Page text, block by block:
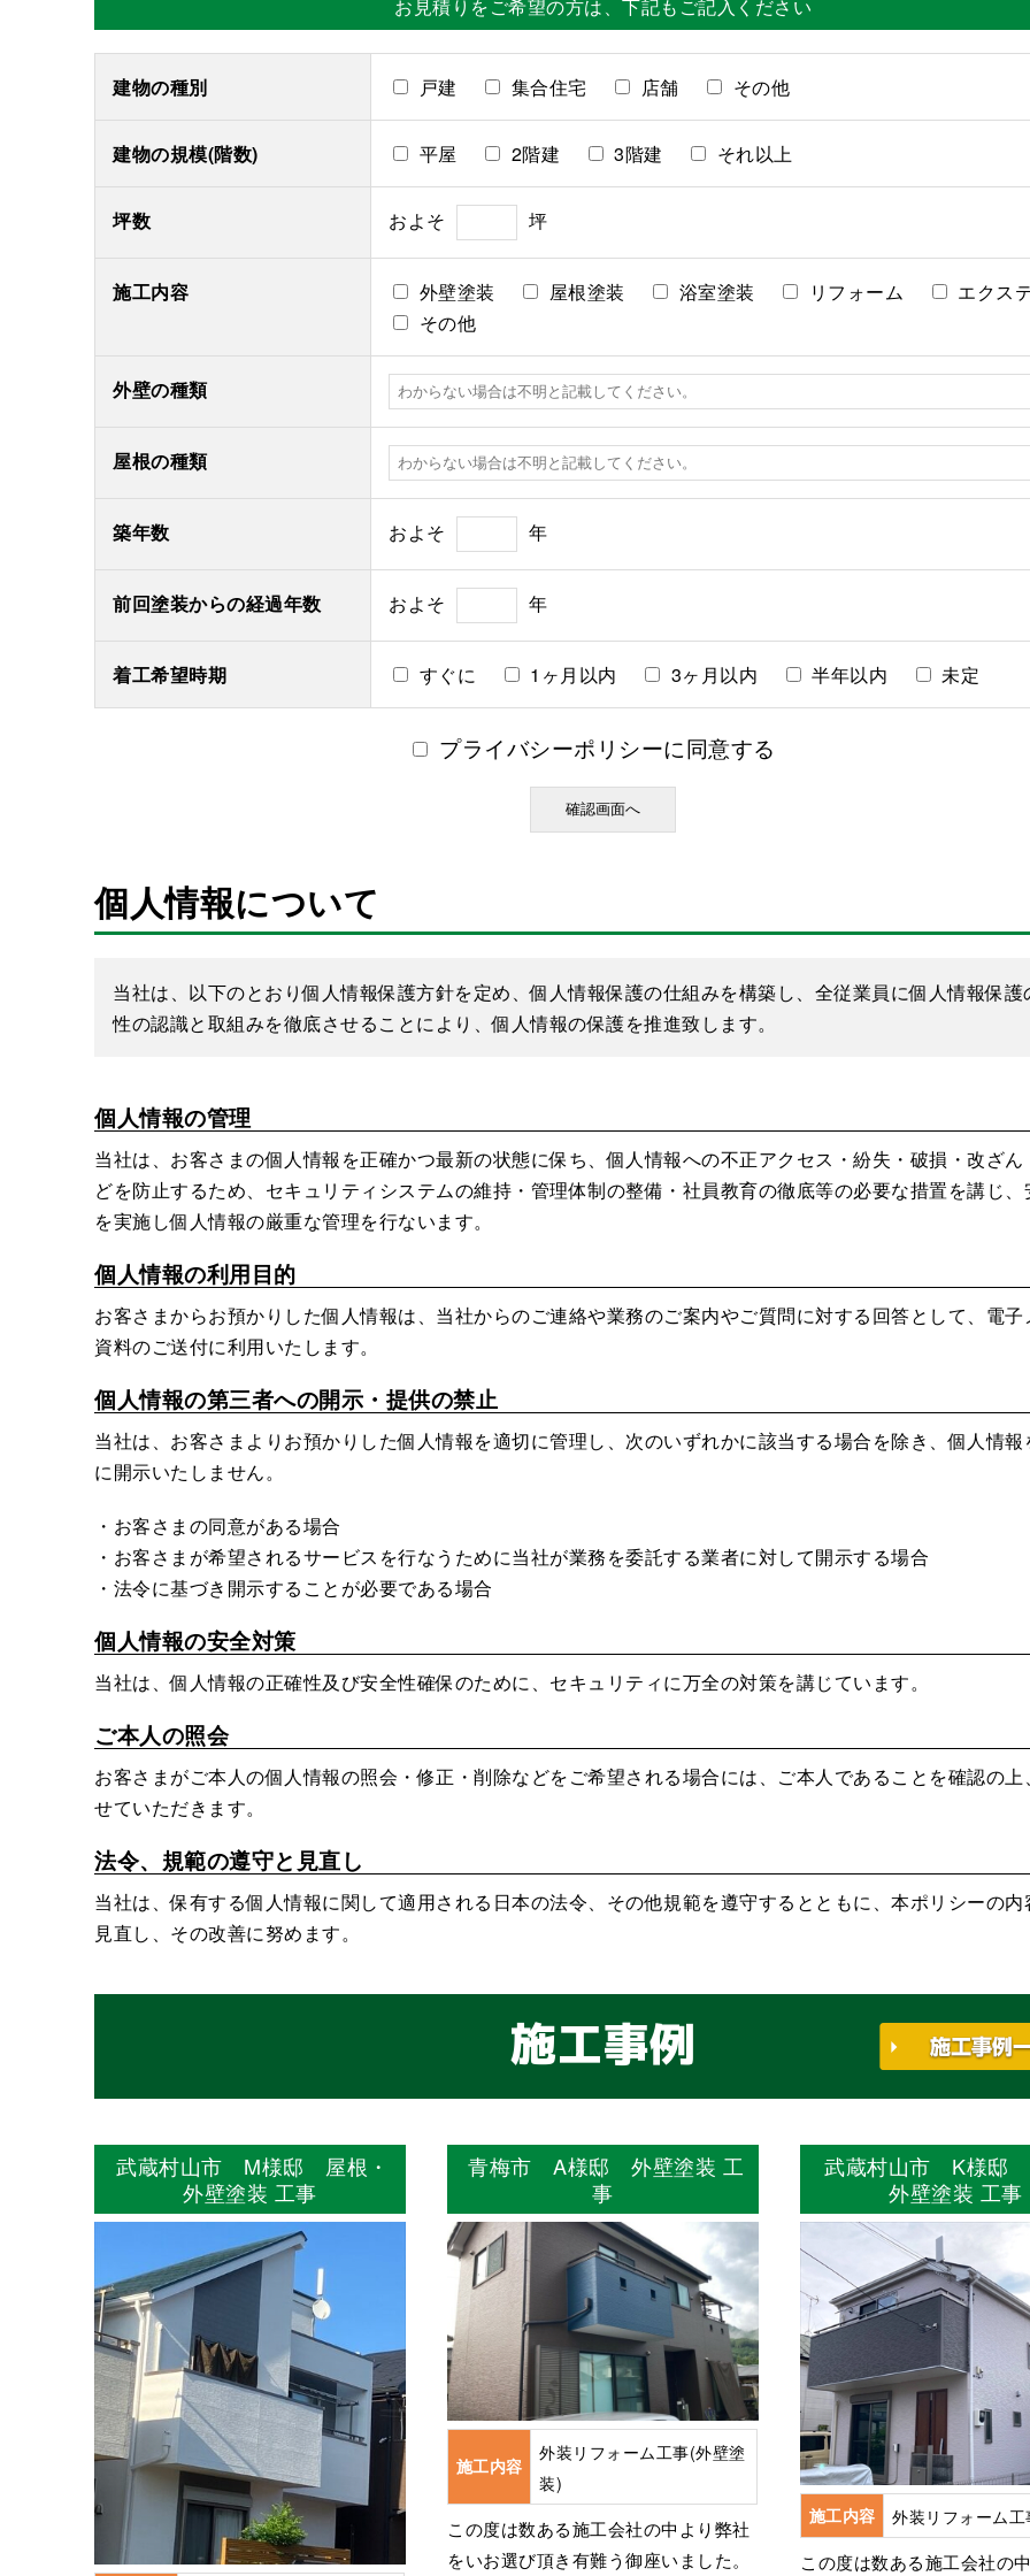
お見積りをご希望の方は、 下記もご記入ください
建物の種別 戸建 集合住宅 店舗 その他
建物の規模(階数) 平屋 2階建 3階建 それ以上
坪数 およそ 坪
施工内容 外壁塗装 屋根塗装 浴室塗装 リフォーム
エクス
その他
外壁の種類
屋根の種類
築年数 およそ 年
前回塗装からの経過年数 およそ 年
着工希望時期 すぐに 1ヶ月以内 3ヶ月以内 半年以内 未定
プライバシーポリシーに同意する
個人情報について
当社は、以下のとおり個人情報保護方針を定め、個人情報保護の仕組みを構築し、全従業員に個人情報保護
性の認識と取組みを徹底させることにより、個人情報の保護を推進致します。
個人情報の管理
当社は、お客さまの個人情報を正確かつ最新の状態に保ち、個人情報への不正アクセス・紛失・破損・改ざん
どを防止するため、セキュリティシステムの維持・管理体制の整備・社員教育の徹底等の必要な措置を講じ、
を実施し個人情報の厳重な管理を行ないます。
個人情報の利用目的
お客さまからお預かりした個人情報は、当社からのご連絡や業務のご案内やご質問に対する回答として、電子
資料のご送付に利用いたします。
個人情報の第三者への開示・提供の禁止
当社は、お客さまよりお預かりした個人情報を適切に管理し、次のいずれかに該当する場合を除き、個人情報
に開示いたしません。
・お客さまの同意がある場合
・お客さまが希望されるサービスを行なうために当社が業務を委託する業者に対して開示する場合
・法令に基づき開示することが必要である場合
個人情報の安全対策
当社は、個人情報の正確性及び安全性確保のために、セキュリティに万全の対策を講じています。
ご本人の照会
お客さまがご本人の個人情報の照会・修正・削除などをご希望される場合には、ご本人であることを確認の上
せていただきます。
法令、規範の遵守と見直し
当社は、保有する個人情報に関して適用される日本の法令、その他規範を遵守するとともに、本ポリシーの内
見直し、その改善に努めます。
施工事例
武蔵村山市 M様邸 屋根・
外壁塗装 工事
青梅市 A様邸 外壁塗装 工
事
施工内容
外装リフォーム工事(外壁塗
装)
この度は数ある施工会社の中より弊社
をいお選び頂き有難う御座いました。
武蔵村山市 K様邸
外壁塗装 工事
施工内容
外装リフォーム工
この度は数ある施工会社の